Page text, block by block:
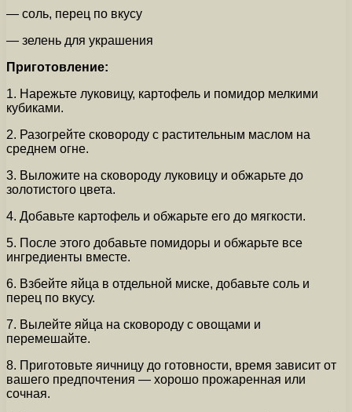
— соль, перец по вкусу
— зелень для украшения
Приготовление:
1. Нарежьте луковицу, картофель и помидор мелкими
кубиками.
2. Разогрейте сковороду с растительным маслом на
среднем огне.
3. Выложите на сковороду луковицу и обжарьте до
золотистого цвета.
4. Добавьте картофель и обжарьте его до мягкости.
5. После этого добавьте помидоры и обжарьте все
ингредиенты вместе.
6. Взбейте яйца в отдельной миске, добавьте соль и
перец по вкусу.
7. Вылейте яйца на сковороду с овощами и
перемешайте.
8. Приготовьте яичницу до готовности, время зависит от
вашего предпочтения — хорошо прожаренная или
сочная.